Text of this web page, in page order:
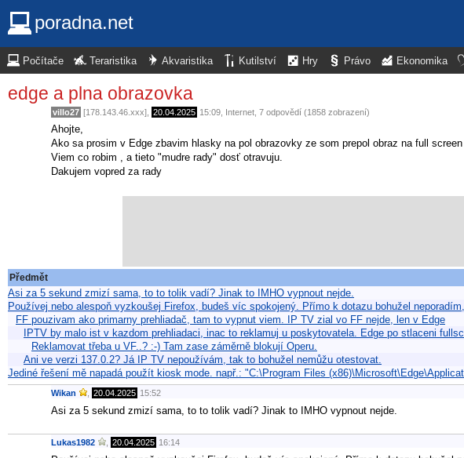
poradna.net
Počítače Teraristika Akvaristika Kutilství Hry Právo Ekonomika
edge a plna obrazovka
villo27 [178.143.46.xxx], 20.04.2025 15:09 Internet , 7 odpovědí (1858 zobrazení)
Ahojte,
Ako sa prosim v Edge zbavim hlasky na pol obrazovky ze som prepol obraz na full
Viem co robim , a tieto "mudre rady" dosť otravuju.
Dakujem vopred za rady
Předmět
Asi za 5 sekund zmizí sama, to to tolik vadí? Jinak to IMHO vypnout nejde.
Používej nebo alespoň vyzkoušej Firefox, budeš víc spokojený. Přímo k dotazu bohužel
FF pouzivam ako primarny prehliadač, tam to vypnut viem. IP TV zial vo FF nejde, len v Edge
IPTV by malo ist v kazdom prehliadaci, inac to reklamuj u poskytovatela. Edge po stlaceni
Reklamovat třeba u VF..? :-) Tam zase záměrně blokují Operu.
Ani ve verzi 137.0.2? Já IP TV nepoužívám, tak to bohužel nemůžu otestovat.
Jediné řešení mě napadá použít kiosk mode. např.: "C:\Program Files
Wikan 20.04.2025 15:52
Asi za 5 sekund zmizí sama, to to tolik vadí? Jinak to IMHO vypnout nejde.
Lukas1982 20.04.2025 16:14